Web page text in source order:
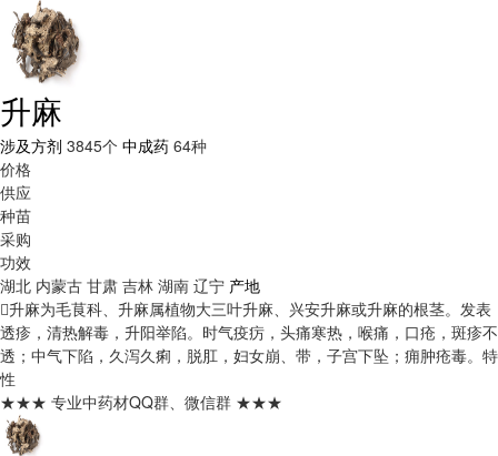
升麻
涉及方剂 3845个 中成药 64种
价格
供应
种苗
采购
功效
湖北 内蒙古 甘肃 吉林 湖南 辽宁 产地
升麻为毛茛科、升麻属植物大三叶升麻、兴安升麻或升麻的根茎。发表
透疹，清热解毒，升阳举陷。时气疫疠，头痛寒热，喉痛，口疮，斑疹不
透；中气下陷，久泻久痢，脱肛，妇女崩、带，子宫下坠；痈肿疮毒。 特
性
★★★ 专业中药材QQ群、微信群 ★★★